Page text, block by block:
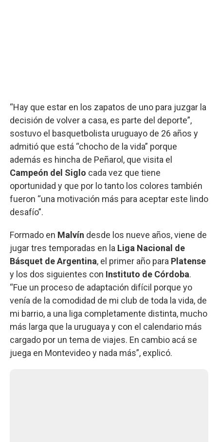
“Hay que estar en los zapatos de uno para juzgar la
decisión de volver a casa, es parte del deporte”,
sostuvo el basquetbolista uruguayo de 26 años y
admitió que está “chocho de la vida” porque
además es hincha de Peñarol, que visita el
Campeón del Siglo cada vez que tiene
oportunidad y que por lo tanto los colores también
fueron “una motivación más para aceptar este lindo
desafío”.
Formado en Malvín desde los nueve años, viene de
jugar tres temporadas en la Liga Nacional de
Básquet de Argentina, el primer año para Platense
y los dos siguientes con Instituto de Córdoba.
“Fue un proceso de adaptación difícil porque yo
venía de la comodidad de mi club de toda la vida, de
mi barrio, a una liga completamente distinta, mucho
más larga que la uruguaya y con el calendario más
cargado por un tema de viajes. En cambio acá se
juega en Montevideo y nada más”, explicó.